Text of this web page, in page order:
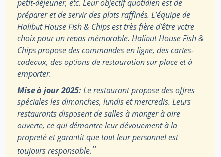
petit-déjeuner, etc. Leur objectif quotidien est de
préparer et de servir des plats raffinés. L’équipe de
Halibut House Fish & Chips est très fière d’être votre
choix pour un repas mémorable. Halibut House Fish &
Chips propose des commandes en ligne, des cartes-
cadeaux, des options de restauration sur place et à
emporter.
Mise à jour 2025:Le restaurant propose des offres
spéciales les dimanches, lundis et mercredis. Leurs
restaurants disposent de salles à manger à aire
ouverte, ce qui démontre leur dévouement à la
propreté et garantit que tout leur personnel est
toujours responsable.”